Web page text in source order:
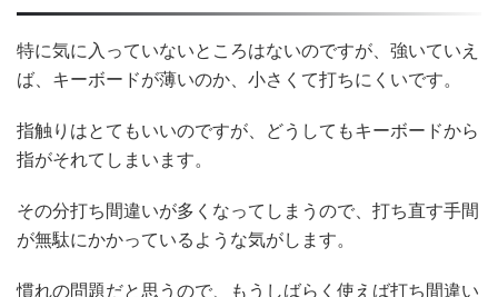
特に気に入っていないところはないのですが、強いていえ
ば、キーボードが薄いのか、小さくて打ちにくいです。
指触りはとてもいいのですが、どうしてもキーボードから
指がそれてしまいます。
その分打ち間違いが多くなってしまうので、打ち直す手間
が無駄にかかっているような気がします。
慣れの問題だと思うので、もうしばらく使えば打ち間違い